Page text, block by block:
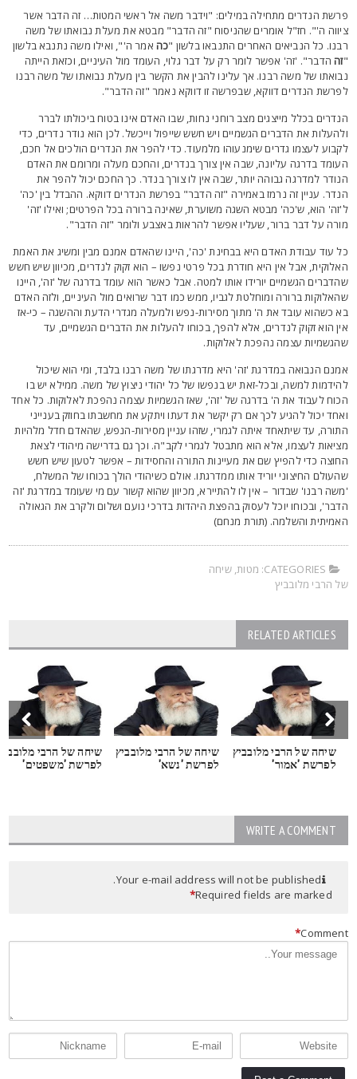
הנדרים מתחילה במילים: "וידבר משה אל ראשי המטות… זה הדבר אשר
ה'". חז"ל אומרים שהניסוח "זה הדבר" מבטא את מעלת נבואתו של משה
כל הנביאים האחרים התנבאו בלשון "כהאמר ה'", ואילו משה נתנבא בלשון
זההדבר". 'זה' אפשר לומר רק על דבר גלוי, העומד מול העיניים, וכזאת הייתה
של משה רבנו. אך עלינו להבין את הקשר בין מעלת נבואתו של משה רבנו
הנדרים דווקא, שבפרשה זו דווקא נאמר "זה הדבר".
בכלל מייצגים מצב רוחני נחות, שבו האדם אינו בטוח ביכולתו לברר
את הדברים הגשמיים ויש חשש שייפול וייכשל. לכן הוא נודר נדרים, כדי
לעצמו גדרים שימנעוהו מלמעוד. כדי להפר את הנדרים הולכים אל חכם,
בדרגה עליונה, שבה אין צורך בנדרים, והחכם מעלה ומרומם את האדם
למדרגה גבוהה יותר, שבה אין לו צורך בנדר. כך החכם יכול להפר את
עניין זה נרמז באמירה "זה הדבר" בפרשת הנדרים דווקא. ההבדל בין 'כה'
הוא, ש'כה' מבטא השגה משוערת, שאינה ברורה בכל הפרטים; ואילו 'זה'
על דבר ברור, שעליו אפשר להראות באצבע ולומר "זה הדבר".
עוד עבודת האדם היא בבחינת 'כה', היינו שהאדם אמנם מבין ומשיג את האמת
אבל אין היא חודרת בכל פרטי נפשו – הוא זקוק לנדרים, מכיוון שיש חשש
הגשמיים יורידו אותו למטה. אבל כאשר הוא עומד בדרגה של 'זה', היינו
ברורה ומוחלטת לגביו, ממש כמו דבר שרואים מול העיניים, ולזה האדם
כשהוא עובד את ה' מתוך מסירות-נפש ולמעלה מגדרי הדעת וההשגה – כי-אז
הוא זקוק לנדרים, אלא להפך, בכוחו להעלות את הדברים הגשמיים, עד
עצמה נהפכת לאלוקות.
הנבואה במדרגת 'זה' היא מדרגתו של משה רבנו בלבד, ומי הוא שיכול
למשה, ובכל-זאת יש בנפשו של כל יהודי ניצוץ של משה. ממילא יש בו
לעבוד את ה' בדרגה של 'זה', שאז הגשמיות עצמה נהפכת לאלוקות. כל אחד
יכול להגיע לכך אם רק יקשר את דעתו ויתקע את מחשבתו בחוזק בענייני
עד שיתאחד איתה לגמרי, שזהו עניין מסירות-הנפש, שהאדם חדל מלהיות
לעצמו, אלא הוא מתבטל לגמרי לקב"ה. וכך גם בדרישה מיהודי לצאת
כדי להפיץ שם את מעיינות התורה והחסידות – אפשר לטעון שיש חשש
החיצוני יוריד אותו ממדרגתו. אולם כשיהודי הולך בכוחו של המשלח,
רבנו' שבדור – אין לו להתיירא, מכיוון שהוא קשור עם מי שעומד במדרגת 'זה
ובכוחו יוכל לעסוק בהפצת היהדות בדרכי נועם ושלום ולקרב את הגאולה
והשלמה. (תורת מנחם)
CATEGORIES: מטות,שיחה
הרבי מלובביץ
RELATED ARTICLES
שיחה של הרבי מלובביץ
לפרשת 'אמור'
שיחה של הרבי מלובביץ
לפרשת 'נשא'
שיחה של הרבי מלובביץ
לפרשת 'משפטים'
WRITE A COMMENT
Your e-mail address will not be published.
Required fields are marked
*
*